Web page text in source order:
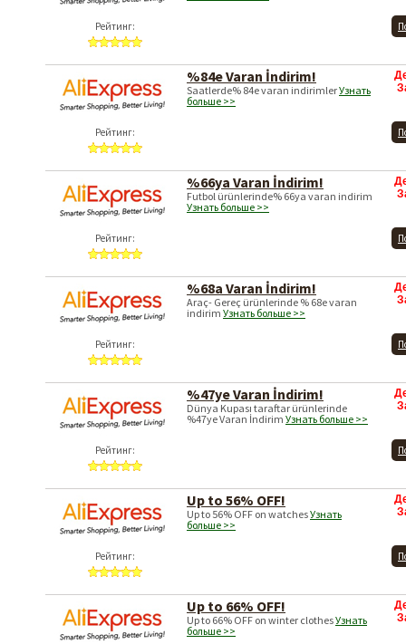
Рейтинг:
Рейтинг:
%84e Varan İndirim!
Saatlerde% 84e varan indirimlerУзнать
больше >>
Рейтинг:
%66ya Varan İndirim!
Futbol ürünlerinde% 66ya varan indirim
Узнать больше >>
Рейтинг:
%68a Varan İndirim!
Araç- Gereç ürünlerinde % 68e varan
indirim Узнать больше >>
Рейтинг:
%47ye Varan İndirim!
Dünya Kupası taraftar ürünlerinde
%47ye Varan İndirim Узнать больше >>
Рейтинг:
Up to 56% OFF!
Up to 56% OFF on watchesУзнать
больше >>
Up to 66% OFF!
Up to 66% OFF on winter clothesУзнать
больше >>